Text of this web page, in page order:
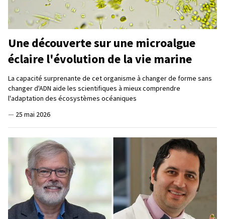
Une découverte sur une microalgue
éclaire l'évolution de la vie marine
La capacité surprenante de cet organisme à changer de forme sans
changer d'ADN aide les scientifiques à mieux comprendre
l'adaptation des écosystèmes océaniques
— 25 mai 2026